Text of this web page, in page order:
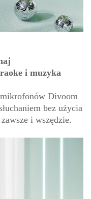
i muzyka
Divoom
bez użycia
i wszędzie.